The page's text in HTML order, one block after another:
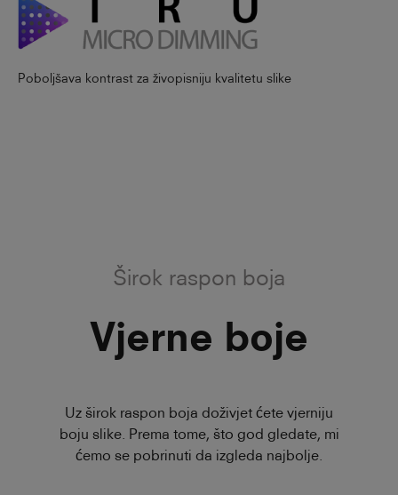
Poboljšava kontrast za živopisniju kvalitetu slike
Širok raspon boja
Vjerne boje
Uz širok raspon boja doživjet ćete vjerniju
boju slike. Prema tome, što god gledate, mi
ćemo se pobrinuti da izgleda najbolje.